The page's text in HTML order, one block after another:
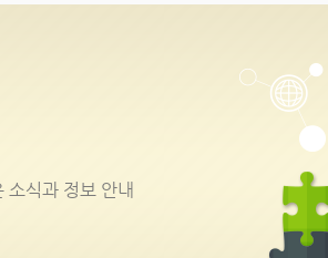
소식과 정보 안내